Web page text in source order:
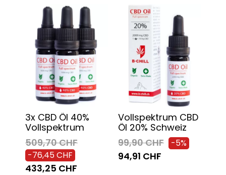
3x CBD Öl 40%
Vollspektrum
509,70 CHF
-76,45 CHF
433,25 CHF
Vollspektrum CBD
Öl 20% Schweiz
99,90 CHF
-5%
94,91 CHF